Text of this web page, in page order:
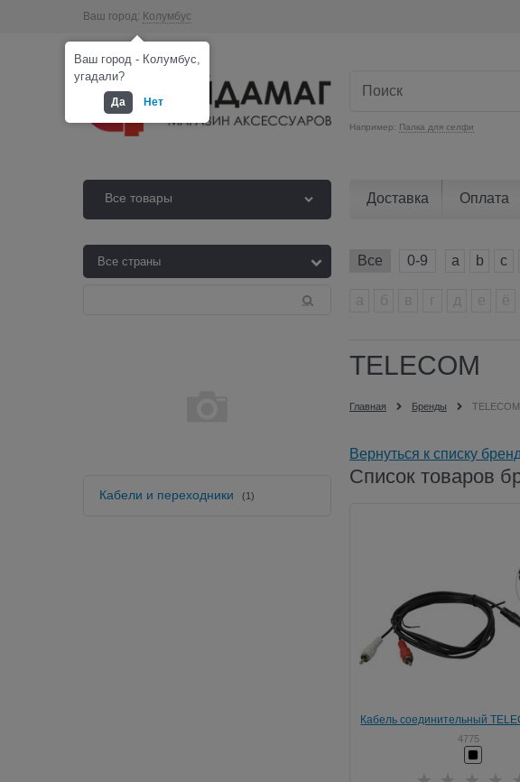
Ваш город: Колумбус
Например: Палка для селфи
Все товары Доставка Оплата
Все 0-9 a b c
Кабели и переходники (1)
TELECOM
Главная Бренды TELECOM
Вернуться к списку
Список товаров
Кабель соединительный
(M) / 2xRCA (M), стерео,
4775
Ваш город - Колумбус,
угадали?
Да Нет